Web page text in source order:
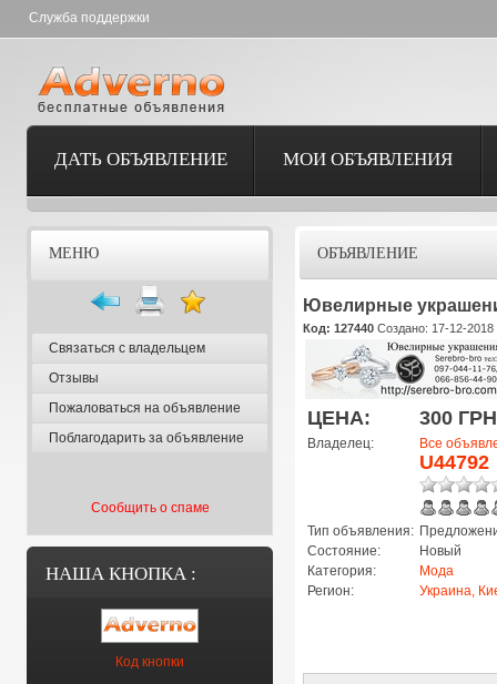
Служба поддержки
ДАТЬ ОБЪЯВЛЕНИЕ МОИ ОБЪЯВЛЕНИЯ
МЕНЮ
Связаться с владельцем
Отзывы
Пожаловаться на объявление
Поблагодарить за объявление
Сообщить о спаме
НАША КНОПКА :
Код кнопки
ОБЪЯВЛЕНИЕ
Ювелирные
Код: 127440 Создано: 17-12-2018
ЦЕНА: 300
Владелец: Все
U44792
Тип объявления:
Состояние:
Новый
Категория:
Мода
Регион:
Украина,